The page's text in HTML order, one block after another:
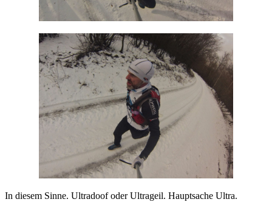
In diesem Sinne. Ultradoof oder Ultrageil. Hauptsache Ultra.